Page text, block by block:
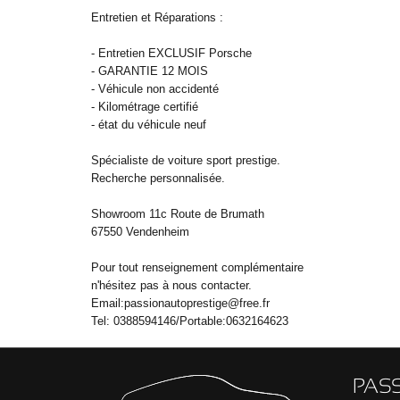
Entretien et Réparations :
- Entretien EXCLUSIF Porsche
- GARANTIE 12 MOIS
- Véhicule non accidenté
- Kilométrage certifié
- état du véhicule neuf
Spécialiste de voiture sport prestige.
Recherche personnalisée.
Showroom 11c Route de Brumath
67550 Vendenheim
Pour tout renseignement complémentaire
n'hésitez pas à nous contacter.
Email:passionautoprestige@free.fr
Tel: 0388594146/Portable:0632164623